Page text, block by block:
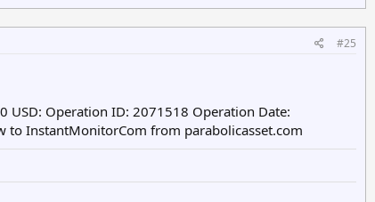
#25
USD: Operation ID: 2071518 Operation Date:
to InstantMonitorCom from parabolicasset.com